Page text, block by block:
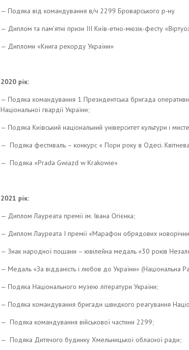
— Подяка від командування в/ч 2299 Броварського р-ну
— Диплом та пам’ятні призи III Київ-етно-мюзік-фесту
— Дипломи «Книга рекорду України»
2020 рік:
— Подяка командування 1 Президентська бригада
Національної гвардії України;
— Подяка Київський національний університет культури і
— Подяка фестиваль – конкурс « Пори року в Одесі.
— Подяка «Prada Gwiazd w Krakowie»
2021 рік:
— Диплом Лауреата премії ім. Івана Огієнка;
— Диплом Лауреата I премії «Марафон обрядових
— Знак народної пошани – ювілейна медаль «30 років
— Медаль «За відданість і любов до України» (Національна
— Подяка Національного музею літератури України;
— Подяка командування бригади швидкого реагування
— Подяка командування військової частини 2299;
— Подяка Дитячого будинку Хмельницької обласної ради;